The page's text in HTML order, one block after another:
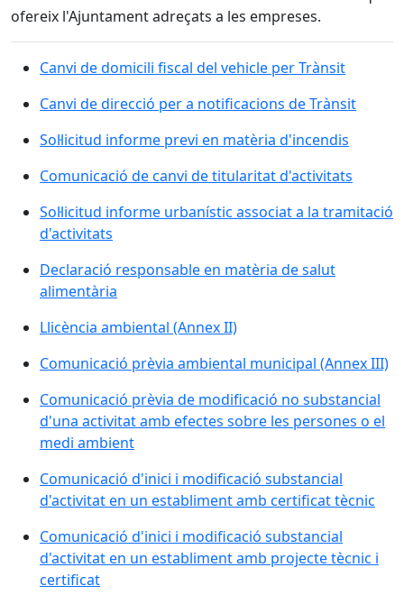
ofereix l'Ajuntament adreçats a les empreses.
Canvi de domicili fiscal del vehicle per Trànsit
Canvi de direcció per a notificacions de Trànsit
Sol·licitud informe previ en matèria d'incendis
Comunicació de canvi de titularitat d'activitats
Sol·licitud informe urbanístic associat a la tramitació
d'activitats
Declaració responsable en matèria de salut
alimentària
Llicència ambiental (Annex II)
Comunicació prèvia ambiental municipal (Annex III)
Comunicació prèvia de modificació no substancial
d'una activitat amb efectes sobre les persones o el
medi ambient
Comunicació d'inici i modificació substancial
d'activitat en un establiment amb certificat tècnic
Comunicació d'inici i modificació substancial
d'activitat en un establiment amb projecte tècnic i
certificat